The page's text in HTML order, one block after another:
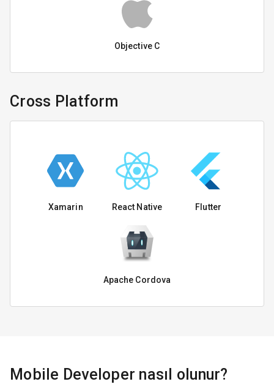
Objective C
Cross Platform
Xamarin React Native Flutter
Apache Cordova
Mobile Developer nasıl olunur?